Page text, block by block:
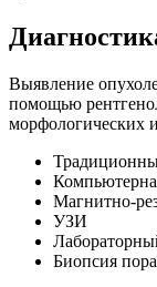
Выявление
помощью
морфологических
Магнитно-
УЗИ
Биопсия